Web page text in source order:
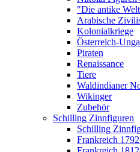
"Die antike
Arabische
Kolonialkriege
Österreich-
Piraten
Renaissance
Tiere
Waldindianer
Wikinger
Zubehör
Schilling Zinnfiguren
Schilling
Frankreich